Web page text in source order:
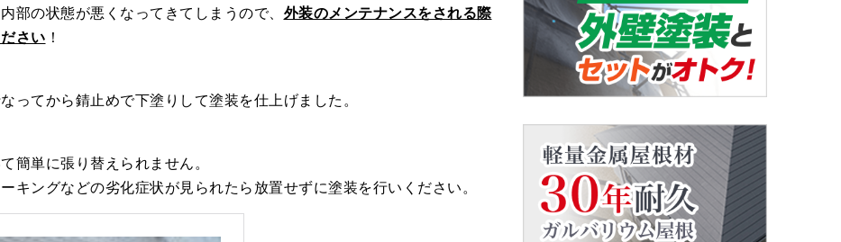
部の状態が悪くなってきてしまうので、 外装のメンテナンスをされる際
さい ！
ってから錆止めで下塗りして塗装を仕上げました。
簡単に張り替えられません。
キングなどの劣化症状が見られたら放置せずに塗装を行いください。